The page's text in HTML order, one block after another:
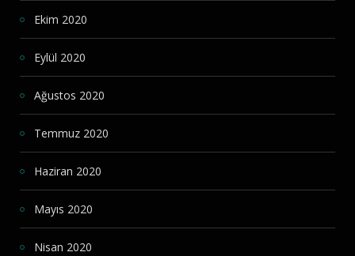
Ekim 2020
Eylül 2020
Ağustos 2020
Temmuz 2020
Haziran 2020
Mayıs 2020
Nisan 2020